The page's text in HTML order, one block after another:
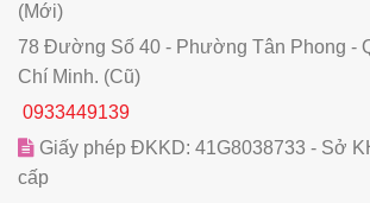
(Mới)
78 Đường Số 40 - Phường Tân Phong -
Chí Minh. (Cũ)
0933449139
Giấy phép ĐKKD: 41G8038733 - Sở
cấp